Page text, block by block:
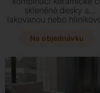
skleněné desky s
lakovanou nebo
kousek je k dispozici v
volitelně i s praktickou
nábytkem z kolekce Lite.
Na objednávku